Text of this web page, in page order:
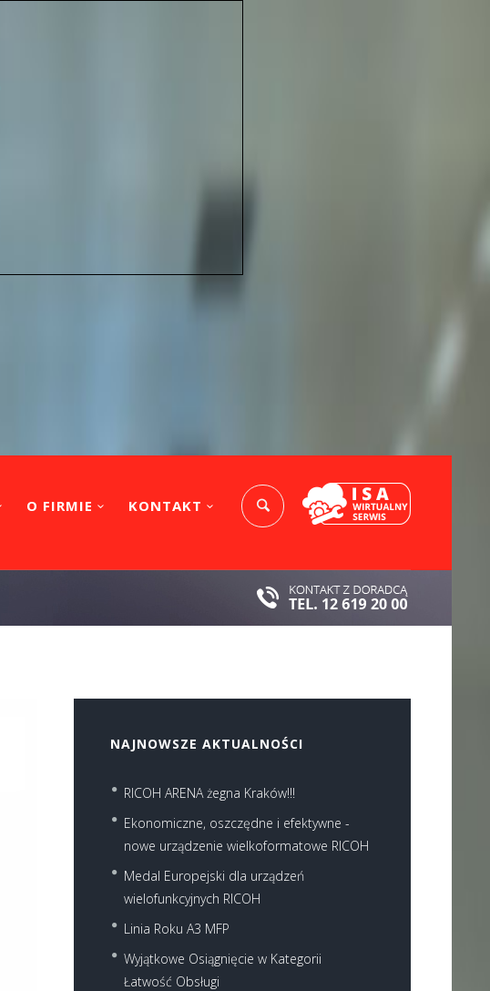
O FIRMIE KONTAKT
NAJNOWSZE AKTUALNOŚCI
RICOH ARENA żegna Kraków!!!
Ekonomiczne, oszczędne i efektywne -
nowe urządzenie wielkoformatowe RICOH
Medal Europejski dla urządzeń
wielofunkcyjnych RICOH
Linia Roku A3 MFP
Wyjątkowe Osiągnięcie w Kategorii
Łatwość Obsługi